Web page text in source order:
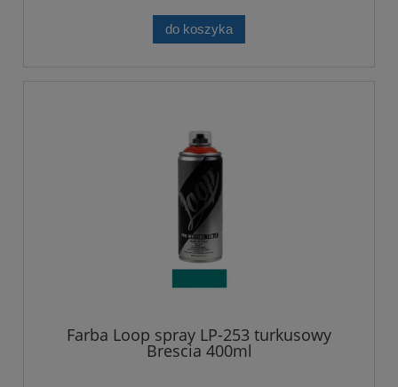
do koszyka
Farba Loop spray LP-253 turkusowy
Brescia 400ml